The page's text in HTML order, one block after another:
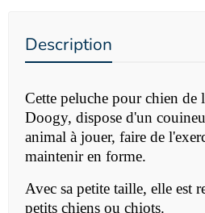
Description
Cette peluche pour chien de
Doogy, dispose d'un
animal à jouer, faire de
maintenir en forme.
Avec sa petite taille, elle est
petits chiens ou chiots.